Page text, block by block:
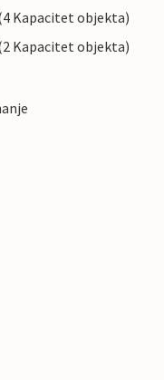
Kapacitet objekta)
Kapacitet objekta)